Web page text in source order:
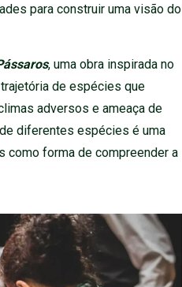
para construir uma visão do
, uma obra inspirada no
de espécies que
adversos e ameaça de
diferentes espécies é uma
forma de compreender a